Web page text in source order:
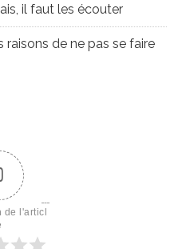
il faut les écouter
de ne pas se faire
de l'articl